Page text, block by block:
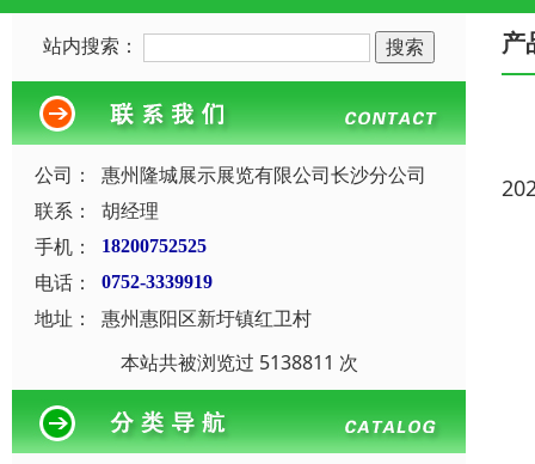
站内搜索：
公司：
惠州隆城展示展览有限公司长沙分公司
联系：
胡经理
手机：
18200752525
电话： 0752-3339919
地址：
惠州惠阳区新圩镇红卫村
本站共被浏览过 5138811 次
产